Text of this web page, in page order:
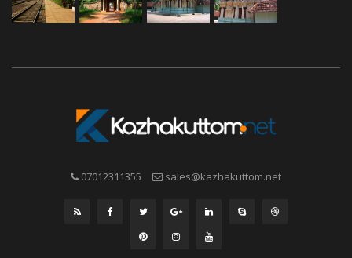
07012311355 sales@kazhakuttom.net